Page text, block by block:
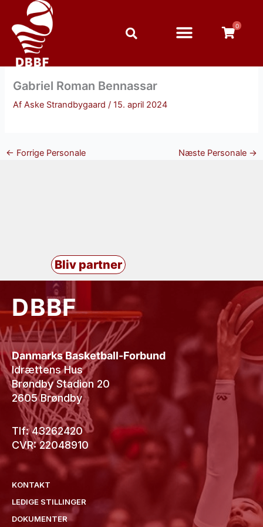
indholdet
0
Gabriel Roman Bennassar
AfAske Strandbygaard/15. april 2024
← Forrige Personale Næste Personale →
Bliv partner
DBBF
Danmarks Basketball-Forbund
Idrættens Hus
Brøndby Stadion 20
2605 Brøndby
Tlf: 43262420
CVR: 22048910
KONTAKT
LEDIGE STILLINGER
DOKUMENTER